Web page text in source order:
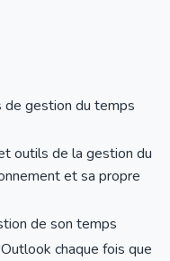
de gestion du temps
outils de la gestion du
et sa propre
de son temps
chaque fois que